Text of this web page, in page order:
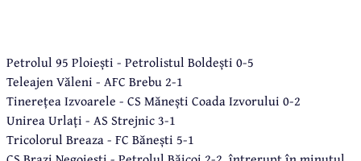
Petrolul 95 Ploiești - Petrolistul Boldești 0-5
Teleajen Văleni - AFC Brebu 2-1
Tinerețea Izvoarele - CS Mănești Coada Izvorului 0-2
Unirea Urlați - AS Strejnic 3-1
Tricolorul Breaza - FC Bănești 5-1